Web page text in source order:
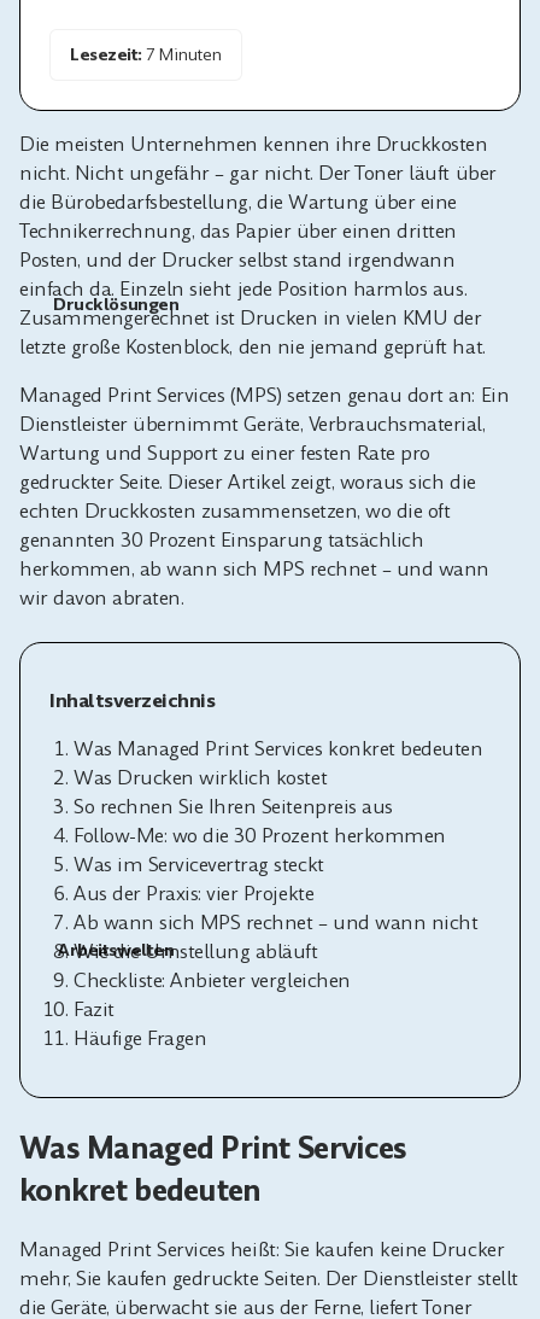
Drucklösungen
Arbeitswelten
Lesezeit: 7 Minuten
Die meisten Unternehmen kennen ihre Druckkosten
nicht. Nicht ungefähr – gar nicht. Der Toner läuft über
die Bürobedarfsbestellung, die Wartung über eine
Technikerrechnung, das Papier über einen dritten
Posten, und der Drucker selbst stand irgendwann
einfach da. Einzeln sieht jede Position harmlos aus.
Zusammengerechnet ist Drucken in vielen KMU der
letzte große Kostenblock, den nie jemand geprüft hat.
Managed Print Services (MPS) setzen genau dort an: Ein
Dienstleister übernimmt Geräte, Verbrauchsmaterial,
Wartung und Support zu einer festen Rate pro
gedruckter Seite. Dieser Artikel zeigt, woraus sich die
echten Druckkosten zusammensetzen, wo die oft
genannten 30 Prozent Einsparung tatsächlich
herkommen, ab wann sich MPS rechnet – und wann
wir davon abraten.
Inhaltsverzeichnis
Was Managed Print Services konkret bedeuten
Was Drucken wirklich kostet
So rechnen Sie Ihren Seitenpreis aus
Follow-Me: wo die 30 Prozent herkommen
Was im Servicevertrag steckt
Aus der Praxis: vier Projekte
Ab wann sich MPS rechnet – und wann nicht
Wie die Umstellung abläuft
Checkliste: Anbieter vergleichen
Fazit
Häufige Fragen
Was Managed Print Services
konkret bedeuten
Managed Print Services heißt: Sie kaufen keine Drucker
mehr, Sie kaufen gedruckte Seiten. Der Dienstleister stellt
die Geräte, überwacht sie aus der Ferne, liefert Toner